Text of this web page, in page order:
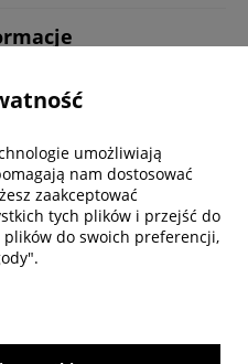
konto
klienta
umożliwiają
nam dostosować
zaakceptować
tych plików i przejść do
do swoich preferencji,